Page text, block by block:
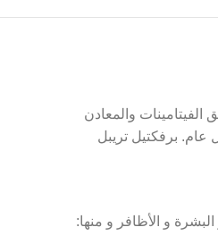
والمعادن
عام. برفكتيل تريبل